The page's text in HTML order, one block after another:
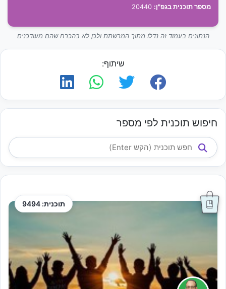
מספר תוכנית בגפ"ן:
הנתונים בעמוד זה נדלו מתוך המרשתת ולכן לא בהכרח שהם מעודכנים
שיתוף:
חיפוש תוכנית לפי מספר
תוכנית: 9494